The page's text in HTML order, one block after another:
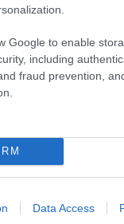
Google to enable
including
fraud prevention,
Data Access